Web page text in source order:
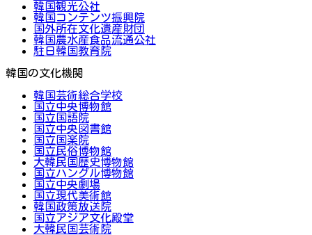
韓国観光公社
韓国コンテンツ振興院
国外所在文化遺産財団
韓国農水産食品流通公社
駐日韓国教育院
韓国の文化機関
韓国芸術総合学校
国立中央博物館
国立国語院
国立中央図書館
国立国楽院
国立民俗博物館
大韓民国歴史博物館
国立ハングル博物館
国立中央劇場
国立現代美術館
韓国政策放送院
国立アジア文化殿堂
大韓民国芸術院